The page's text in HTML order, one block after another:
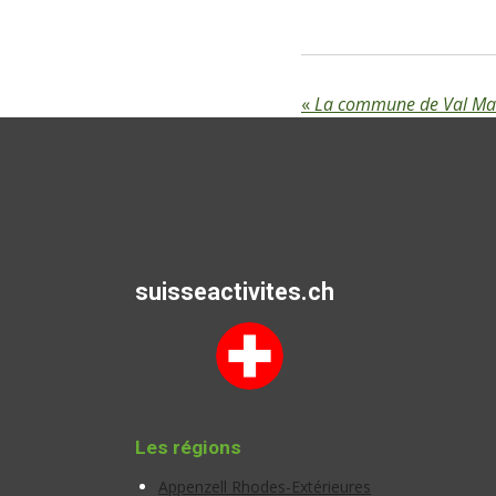
«La commune de Val
suisseactivites.ch
Les régions
Appenzell Rhodes-Extérieures